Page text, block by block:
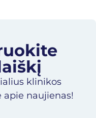
klinikos
apie naujienas!